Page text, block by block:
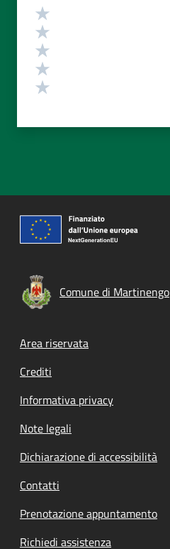
Valutazione
Comune di Martinengo
Footer menu
Area riservata
Crediti
Informativa privacy
Note legali
Dichiarazione di accessibilità
Contatti
Prenotazione appuntamento
Richiedi assistenza